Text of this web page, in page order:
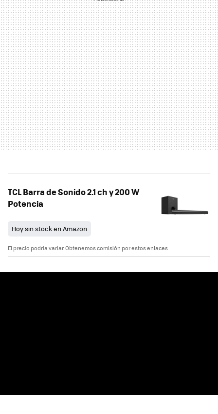
TCL Barra de Sonido 2.1 ch y 200 W
Potencia
Hoy sin stock en Amazon
El precio podría variar. Obtenemos comisión por estos enlaces